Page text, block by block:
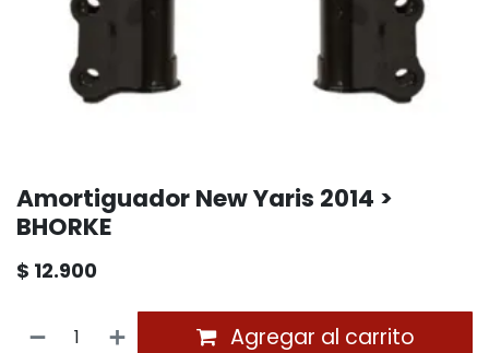
Amortiguador New Yaris 2014 >
BHORKE
$ 12.900
Agregar al carrito